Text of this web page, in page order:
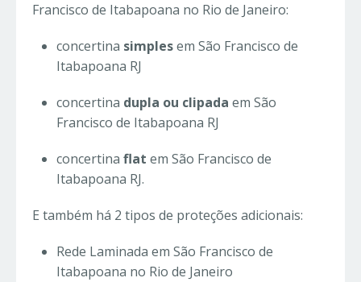
Francisco de Itabapoana no Rio de Janeiro:
concertina simplesem São Francisco de
Itabapoana RJ
concertina dupla ou clipada em São
Francisco de Itabapoana RJ
concertina flat em São Francisco de
Itabapoana RJ.
E também há 2 tipos de proteções adicionais:
Rede Laminada em São Francisco de
Itabapoana no Rio de Janeiro